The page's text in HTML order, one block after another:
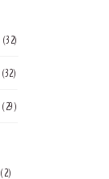
(32)
(32)
(29)
(2)